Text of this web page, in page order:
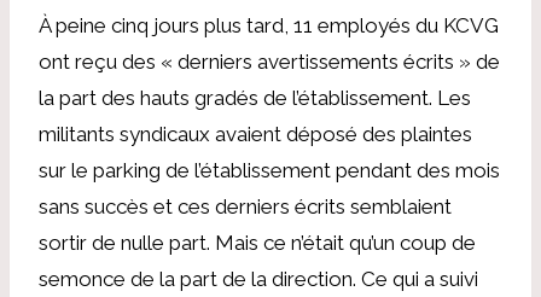
À peine cinq jours plus tard, 11 employés du KCVG
ont reçu des « derniers avertissements écrits » de
la part des hauts gradés de l’établissement. Les
militants syndicaux avaient déposé des plaintes
sur le parking de l’établissement pendant des mois
sans succès et ces derniers écrits semblaient
sortir de nulle part. Mais ce n’était qu’un coup de
semonce de la part de la direction. Ce qui a suivi